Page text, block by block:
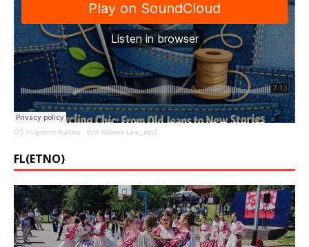
OŠ Vugrovec-Kašina · Eco Makers Live_mp3
FL(ETNO)